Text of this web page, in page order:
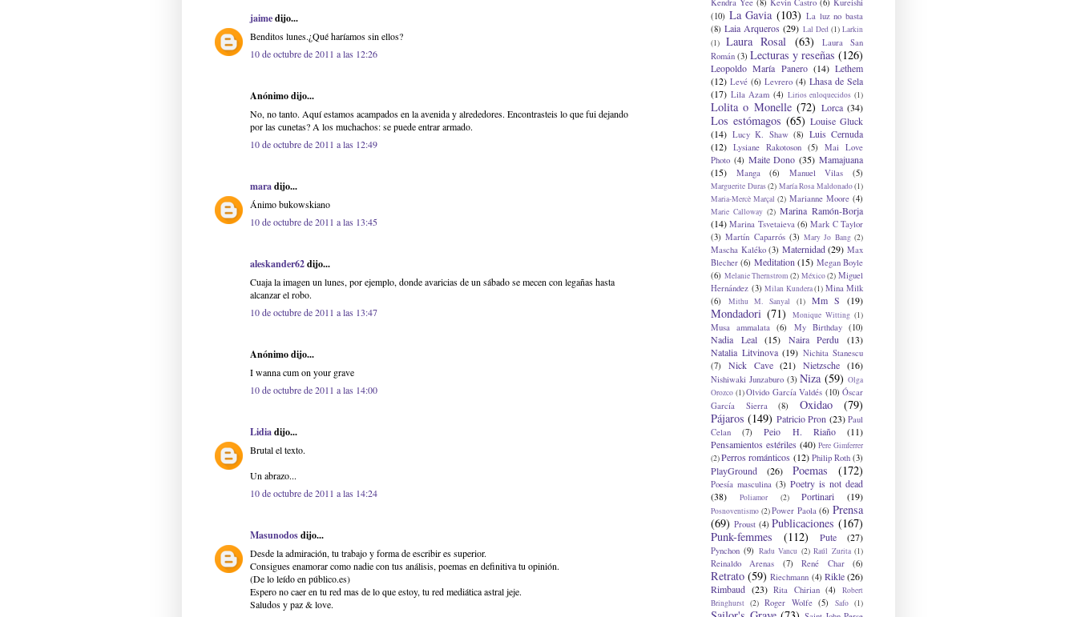
jaimedijo...
Benditos lunes.¿Qué haríamos sin ellos?
10 de octubre de 2011 a las 12:26
Anónimo dijo...
No, no tanto. Aquí estamos acampados en la avenida y alrededores. Encontrasteis lo que fui dejando
por las cunetas? A los muchachos: se puede entrar armado.
10 de octubre de 2011 a las 12:49
maradijo...
Ánimo bukowskiano
10 de octubre de 2011 a las 13:45
aleskander62dijo...
Cuaja la imagen un lunes, por ejemplo, donde avaricias de un sábado se mecen con legañas hasta
alcanzar el robo.
10 de octubre de 2011 a las 13:47
Anónimo dijo...
I wanna cum on your grave
10 de octubre de 2011 a las 14:00
Lidiadijo...
Brutal el texto.
Un abrazo...
10 de octubre de 2011 a las 14:24
Masunodosdijo...
Desde la admiración, tu trabajo y forma de escribir es superior.
Consigues enamorar como nadie con tus análisis, poemas en definitiva tu opinión.
(De lo leído en público.es)
Espero no caer en tu red mas de lo que estoy, tu red mediática astral jeje.
Saludos y paz & love.
(10) La Gavia (103) La luz no basta
(8) Laia Arqueros (29) Lal Ded (1) Larkin
(1)
Laura Rosal (63)
Laura San
Román (3) Lecturas y reseñas (126)
Leopoldo María Panero (14) Lethem
(12) Levé (6) Levrero (4) Lhasa de Sela
(17) Lila Azam (4) Lirios enloquecidos (1)
Lolita o Monelle (72) Lorca (34)
Los estómagos (65) Louise Gluck
(14) Lucy K. Shaw (8) Luis Cernuda
(12) Lysiane Rakotoson (5)
Mai Love
Photo (4) Maite Dono (35) Mamajuana
(15)
Manga (6) Manuel Vilas (5)
Marguerite Duras(2) María Rosa Maldonado(1)
Maria-Mercè Marçal (2) Marianne Moore (4)
Marie Calloway (2) Marina Ramón-Borja
(14) Marina Tsvetaieva (6) Mark C Taylor
(3) Martín Caparrós (3) Mary Jo Bang (2)
Mascha Kaléko (3) Maternidad (29) Max
Blecher (6) Meditation (15) Megan Boyle
(6) Melanie Thernstrom (2) México (2) Miguel
Hernández (3) Milan Kundera(1) Mina Milk
(6)
Mithu M. Sanyal (1) Mm S (19)
Mondadori (71) Monique Witting (1)
Musa ammalata (6) My Birthday (10)
Nadia Leal (15) Naira Perdu
(13)
Natalia Litvinova (19) Nichita Stanescu
(7)
Nick Cave (21) Nietzsche (16)
Nishiwaki Junzaburo (3) Niza (59) Olga
Orozco (1)Olvido García Valdés (10) Óscar
García Sierra
(8) Oxidao
(79)
Pájaros (149) Patricio Pron (23) Paul
Celan
(7) Peio H. Riaño
(11)
Pensamientos estériles (40) Pere Gimferrer
(2)Perros románticos (12) Philip Roth (3)
PlayGround (26) Poemas (172)
Poesía masculina (3) Poetry is not dead
(38)
Poliamor (2) Portinari (19)
Posnoventismo (2) Power Paola (6) Prensa
(69) Proust (4) Publicaciones (167)
Punk-femmes
(112) Pute (27)
Pynchon (9) Radu Vancu (2) Raúl Zurita (1)
Reinaldo Arenas (7) René Char (6)
Retrato (59) Riechmann (4) Rikle (26)
Rimbaud (23) Rita Chirian (4)
Robert
Bringhurst (2) Roger Wolfe (5) Safo (1)